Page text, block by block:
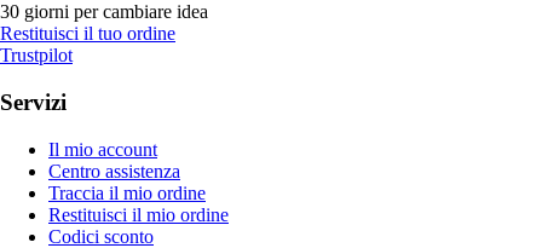
30 giorni per cambiare idea
Restituisci il tuo ordine
Trustpilot
Servizi
Il mio account
Centro assistenza
Traccia il mio ordine
Restituisci il mio ordine
Codici sconto